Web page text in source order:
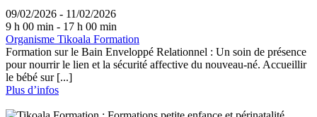
09/02/2026 - 11/02/2026
9 h 00 min - 17 h 00 min
Organisme Tikoala Formation
Formation sur le Bain Enveloppé Relationnel : Un soin de présence
pour nourrir le lien et la sécurité affective du nouveau-né. Accueillir
le bébé sur [...]
Plus d’infos